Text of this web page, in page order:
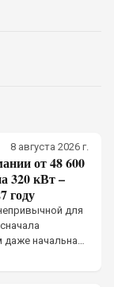
8 августа 2026 г.
от 48 600
320 кВт –
году
для
даже начальная
и собственное